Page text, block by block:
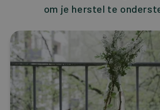
om je herstel te